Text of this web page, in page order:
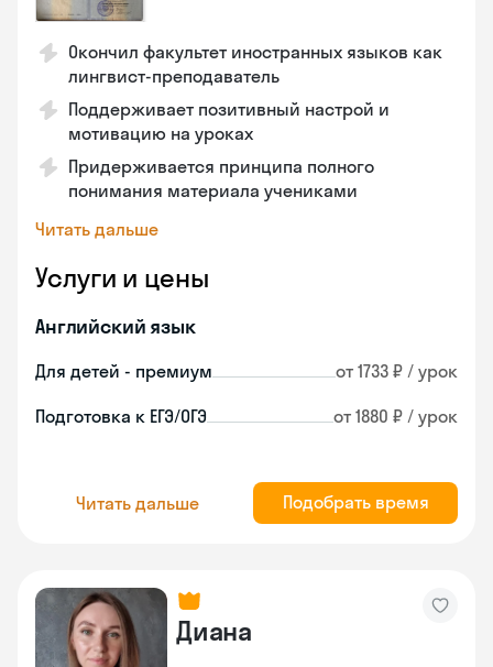
Окончил факультет иностранных языков как
лингвист-преподаватель
Поддерживает позитивный настрой и
мотивацию на уроках
Придерживается принципа полного
понимания материала учениками
Читать дальше
Услуги и цены
Английский язык
Для детей - премиум от 1733 ₽ / урок
Подготовка к ЕГЭ/ОГЭ от 1880 ₽ / урок
Читать дальше Подобрать время
Диана